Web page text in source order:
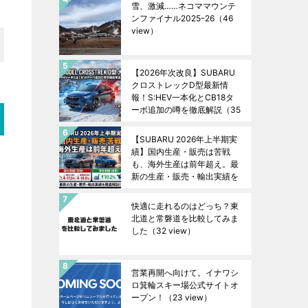
雪、激減……ネコママウンテ
ンファイナル2025ｰ26 （46
view）
【2026年次改良】SUBARU
クロストレックD型最新情
報！S:HEV一本化とCB18タ
ーボ追加の噂を徹底解説 （35
【SUBARU 2026年上半期実
績】国内生産・販売は苦戦
も、海外生産は前年超え。最
新の生産・販売・輸出実績を
快適に走れるのはどっち？東
北道と常磐道を比較してみま
した （32 view）
営業再開へ向けて。イナワシ
ロ箕輪スキー場公式サイトオ
ープン！
（23 view）